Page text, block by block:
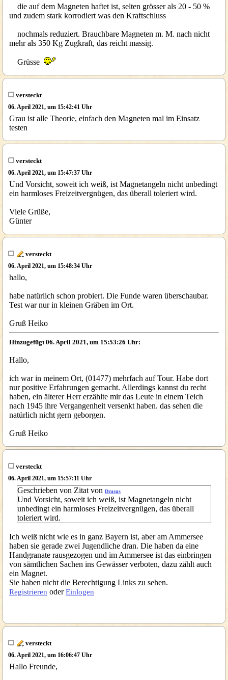
die auf dem Magneten haftet ist, selten grösser als 20 - 50 %
und zudem stark korrodiert was den Kraftschluss
nochmals reduziert. Brauchbare Magneten m. M. nach nicht
mehr als 350 Kg Zugkraft, das reicht massig.
Grüsse
versteckt
06. April 2021, um 15:42:41 Uhr
Grau ist alle Theorie, einfach den Magneten mal im Einsatz
testen
versteckt
06. April 2021, um 15:47:37 Uhr
Und Vorsicht, soweit ich weiß, ist Magnetangeln nicht unbedingt
ein harmloses Freizeitvergnügen, das überall toleriert wird.
Viele Grüße,
Günter
versteckt
06. April 2021, um 15:48:34 Uhr
hallo,
habe natürlich schon probiert. Die Funde waren überschaubar.
Test war nur in kleinen Gräben im Ort.
Gruß Heiko
Hinzugefügt 06. April 2021, um 15:53:26 Uhr:
Hallo,
ich war in meinem Ort, (01477) mehrfach auf Tour. Habe dort
nur positive Erfahrungen gemacht. Allerdings kannst du recht
haben, ein älterer Herr erzählte mir das Leute in einem Teich
nach 1945 ihre Vergangenheit versenkt haben. das sehen die
natürlich nicht gern geborgen.
Gruß Heiko
versteckt
06. April 2021, um 15:57:11 Uhr
Geschrieben von Zitat von Drusus
Und Vorsicht, soweit ich weiß, ist Magnetangeln nicht
unbedingt ein harmloses Freizeitvergnügen, das überall
toleriert wird.
Ich weiß nicht wie es in ganz Bayern ist, aber am Ammersee
haben sie gerade zwei Jugendliche dran. Die haben da eine
Handgranate rausgezogen und im Ammersee ist das einbringen
von sämtlichen Sachen ins Gewässer verboten, dazu zählt auch
ein Magnet.
Sie haben nicht die Berechtigung Links zu sehen.
Registrieren oderEinlogen
versteckt
06. April 2021, um 16:06:47 Uhr
Hallo Freunde,